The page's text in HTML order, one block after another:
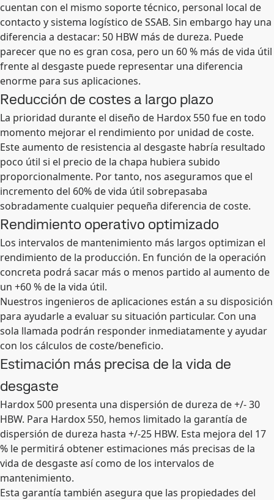
cuentan con el mismo soporte técnico, personal local de
contacto y sistema logístico de SSAB. Sin embargo hay una
diferencia a destacar: 50 HBW más de dureza. Puede
parecer que no es gran cosa, pero un 60 % más de vida útil
frente al desgaste puede representar una diferencia
enorme para sus aplicaciones.
Reducción de costes a largo plazo
La prioridad durante el diseño de Hardox 550 fue en todo
momento mejorar el rendimiento por unidad de coste.
Este aumento de resistencia al desgaste habría resultado
poco útil si el precio de la chapa hubiera subido
proporcionalmente. Por tanto, nos aseguramos que el
incremento del 60% de vida útil sobrepasaba
sobradamente cualquier pequeña diferencia de coste.
Rendimiento operativo optimizado
Los intervalos de mantenimiento más largos optimizan el
rendimiento de la producción. En función de la operación
concreta podrá sacar más o menos partido al aumento de
un +60 % de la vida útil.
Nuestros ingenieros de aplicaciones están a su disposición
para ayudarle a evaluar su situación particular. Con una
sola llamada podrán responder inmediatamente y ayudar
con los cálculos de coste/beneficio.
Estimación más precisa de la vida de
desgaste
Hardox 500 presenta una dispersión de dureza de +/- 30
HBW. Para Hardox 550, hemos limitado la garantía de
dispersión de dureza hasta +/-25 HBW. Esta mejora del 17
% le permitirá obtener estimaciones más precisas de la
vida de desgaste así como de los intervalos de
mantenimiento.
Esta garantía también asegura que las propiedades del